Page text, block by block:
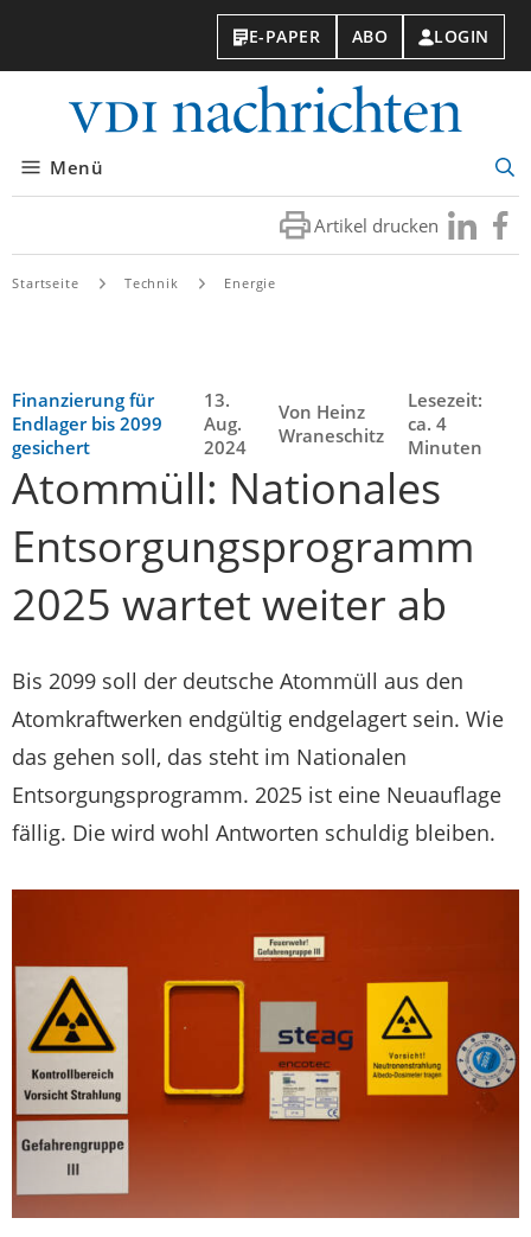
E-PAPER ABO LOGIN
Menü
Artikel drucken Besuchen
Sie
Sie
Startseite Technik Energie
Finanzierung für
Endlager bis 2099
gesichert
13.
Aug.
2024
Von Heinz
Wraneschitz
Lesezeit:
ca. 4
Minuten
Atommüll: Nationales
Entsorgungsprogramm
2025 wartet weiter ab
Bis 2099 soll der deutsche Atommüll aus den
Atomkraftwerken endgültig endgelagert sein. Wie
das gehen soll, das steht im Nationalen
Entsorgungsprogramm. 2025 ist eine Neuauflage
fällig. Die wird wohl Antworten schuldig bleiben.